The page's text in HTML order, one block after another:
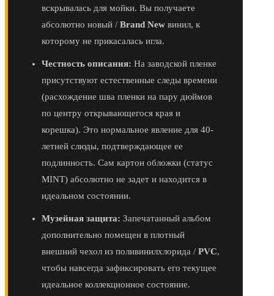
вскрывалась для мойки. Вы получаете
абсолютно новый / Brand New винил, к
которому не прикасалась игла.
Честность описания: На заводской пленке
присутствуют естественные следы времени
(расхождение шва пленки на пару дюймов
по центру открывающегося края и
корешка). Это нормальное явление для 40-
летней слюды, подтверждающее ее
подлинность. Сам картон обложки (статус
MINT) абсолютно не задет и находится в
идеальном состоянии.
Музейная защита: Запечатанный альбом
дополнительно помещен в плотный
внешний чехол из поливинилхлорида / PVC,
чтобы навсегда зафиксировать его текущее
идеальное коллекционное состояние.